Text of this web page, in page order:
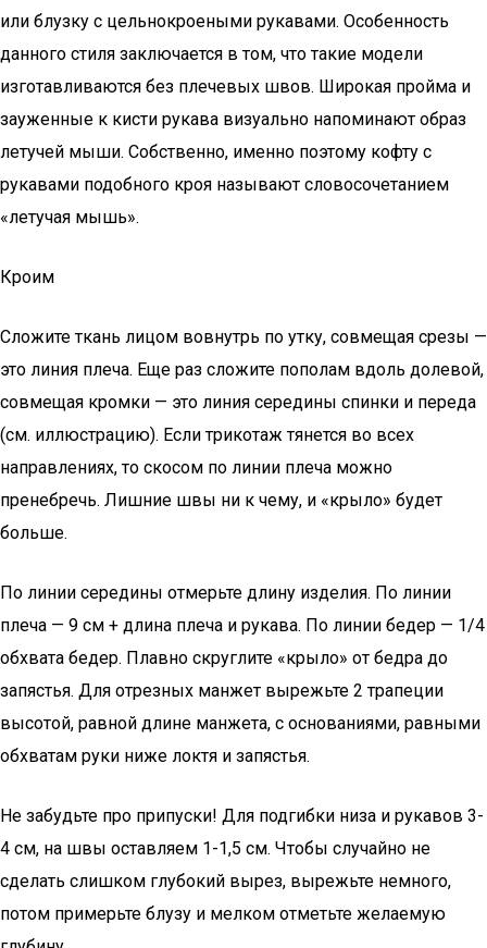
или блузку с цельнокроеными рукавами. Особенность
данного стиля заключается в том, что такие модели
изготавливаются без плечевых швов. Широкая пройма и
зауженные к кисти рукава визуально напоминают образ
летучей мыши. Собственно, именно поэтому кофту с
рукавами подобного кроя называют словосочетанием
«летучая мышь».
Кроим
Сложите ткань лицом вовнутрь по утку, совмещая срезы —
это линия плеча. Еще раз сложите пополам вдоль долевой,
совмещая кромки — это линия середины спинки и переда
(см. иллюстрацию). Если трикотаж тянется во всех
направлениях, то скосом по линии плеча можно
пренебречь. Лишние швы ни к чему, и «крыло» будет
больше.
По линии середины отмерьте длину изделия. По линии
плеча — 9 см + длина плеча и рукава. По линии бедер — 1/4
обхвата бедер. Плавно скруглите «крыло» от бедра до
запястья. Для отрезных манжет вырежьте 2 трапеции
высотой, равной длине манжета, с основаниями, равными
обхватам руки ниже локтя и запястья.
Не забудьте про припуски! Для подгибки низа и рукавов 3-
4 см, на швы оставляем 1-1,5 см. Чтобы случайно не
сделать слишком глубокий вырез, вырежьте немного,
потом примерьте блузу и мелком отметьте желаемую